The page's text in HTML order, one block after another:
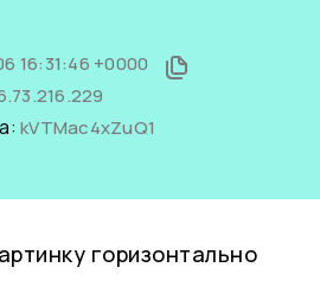
16:31:46 +0000
kVTMac4xZuQ1
горизонтально